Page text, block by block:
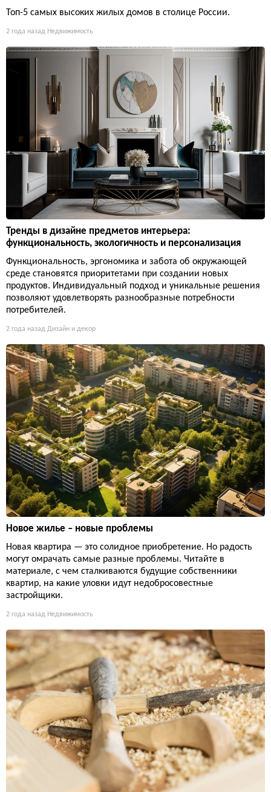
Топ-5 самых высоких жилых домов в столице России.
2 года назад Недвижимость
Тренды в дизайне предметов интерьера:
функциональность, экологичность и персонализация
Функциональность, эргономика и забота об окружающей
среде становятся приоритетами при создании новых
продуктов. Индивидуальный подход и уникальные решения
позволяют удовлетворять разнообразные потребности
потребителей.
2 года назад Дизайн и декор
Новое жилье – новые проблемы
Новая квартира — это солидное приобретение. Но радость
могут омрачать самые разные проблемы. Читайте в
материале, с чем сталкиваются будущие собственники
квартир, на какие уловки идут недобросовестные
застройщики.
2 года назад Недвижимость